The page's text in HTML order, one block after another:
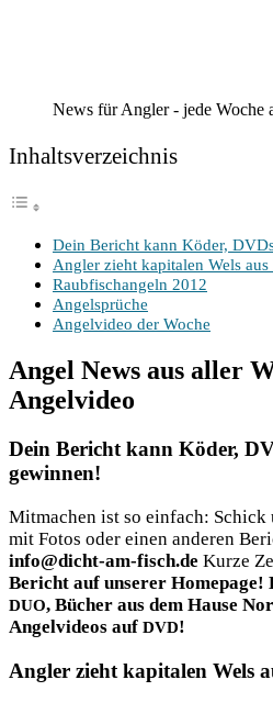
News für Angler - jede Woche
Inhalts­ver­zeich­nis
Dein Bericht kann Köder,
Ang­ler zieht kapi­ta­len Wels aus
Raub­fisch­an­geln 2012
Angel­sprü­che
Angel­vi­deo der Woche
Angel News aus aller
Angelvideo
Dein Bericht kann Köder,
gewinnen!
Mit­ma­chen ist so ein­fach: Schick
mit Fotos oder einen ande­ren
info@dicht-am-fisch.de Kur­ze
Bericht auf unse­rer Home­page!
DUO, Bücher aus dem Hau­se
Angel­vi­de­os auf DVD!
Angler zieht kapitalen Wels